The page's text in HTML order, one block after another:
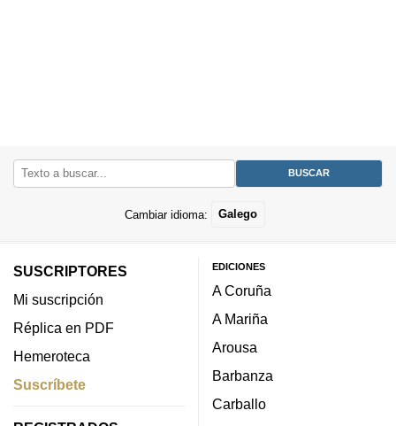
Cambiar idioma: Galego
SUSCRIPTORES
Mi suscripción
Réplica en PDF
Hemeroteca
Suscríbete
EDICIONES
A Coruña
A Mariña
Arousa
Barbanza
Carballo